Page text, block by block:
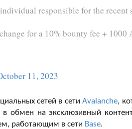
responsible for the recent
for a 10% bounty fee +
11, 2023
сетей в сетиAvalanche,
обмен на эксклюзивный
работающим в сети Base.